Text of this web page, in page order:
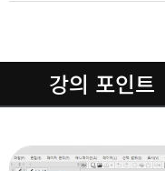
강의 포인트